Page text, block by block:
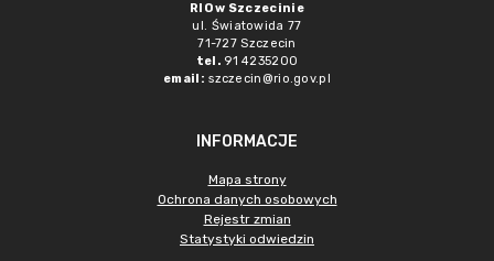
RIO w Szczecinie
ul. Światowida 77
71-727 Szczecin
tel. 91 4235200
email: szczecin@rio.gov.pl
INFORMACJE
Mapa strony
Ochrona danych osobowych
Rejestr zmian
Statystyki odwiedzin